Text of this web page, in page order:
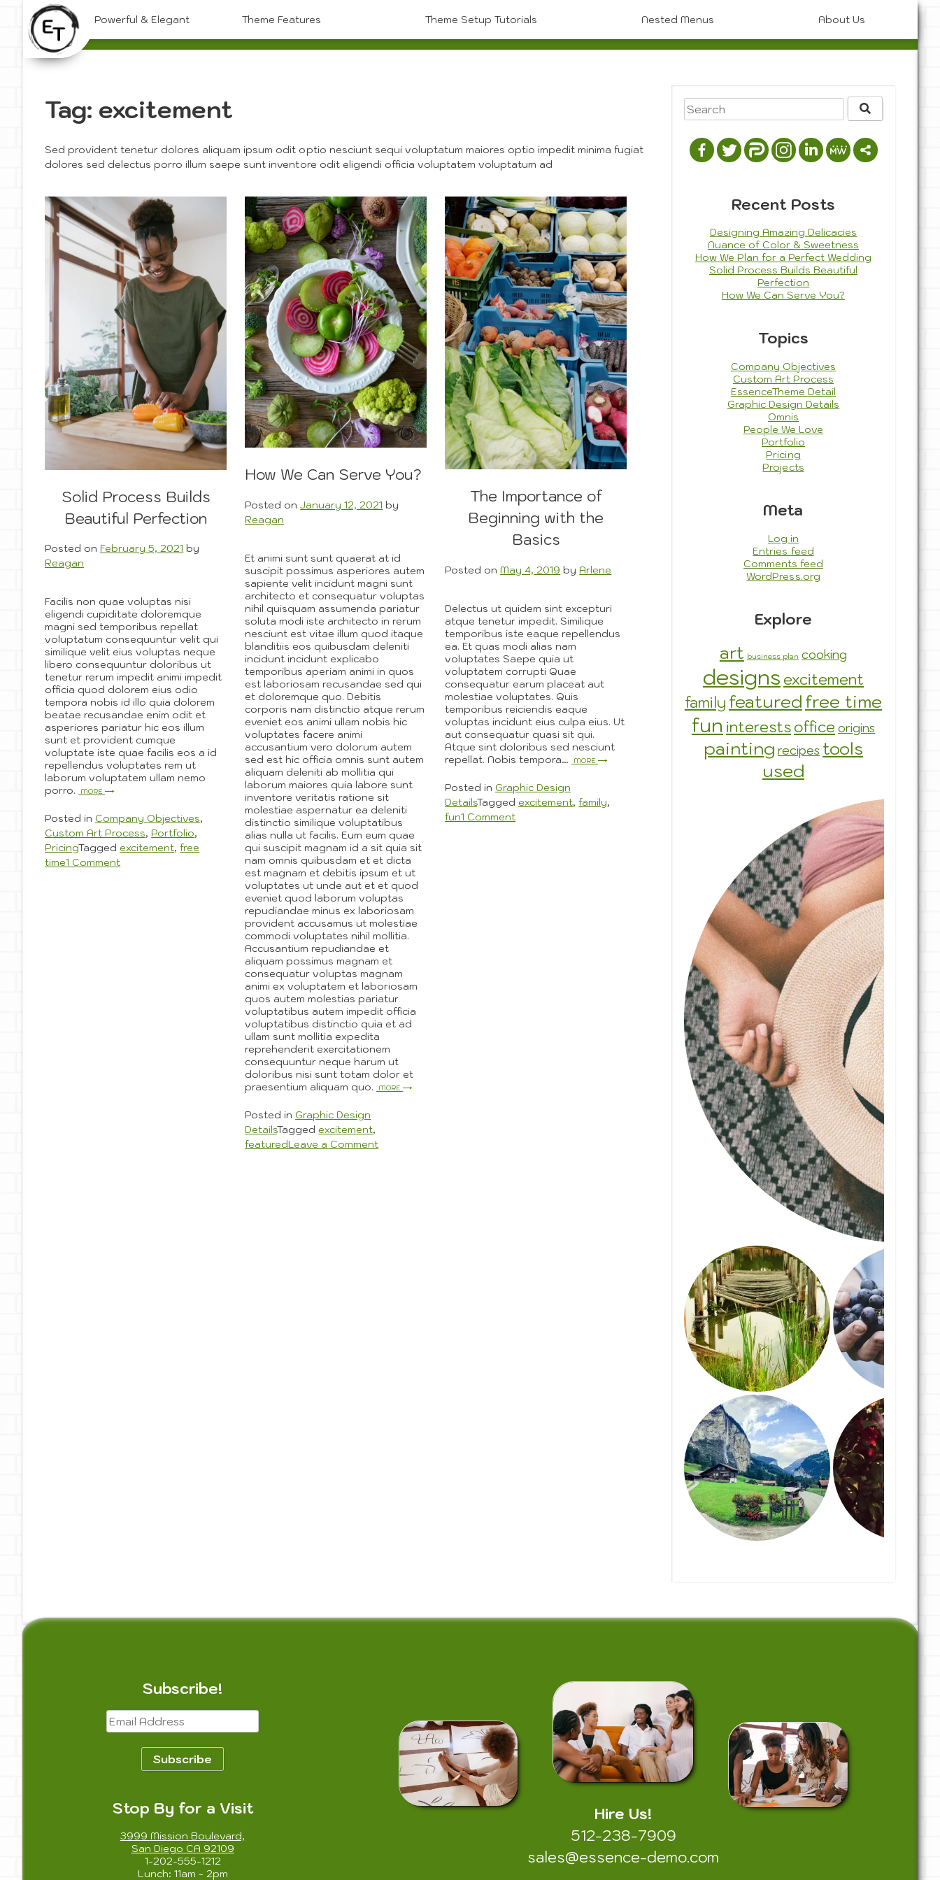
content
Powerful & Elegant Theme Features Theme Setup Tutorials Nested Menus
Artistic Photography
Portrait
Photography
Drawing
About Us
Tag: excitement
Sed provident tenetur dolores aliquam ipsum odit optio nesciunt sequi voluptatum maiores optio impedit minima fugiat
dolores sed delectus porro illum saepe sunt inventore odit eligendi officia voluptatem voluptatum ad
Solid Process Builds
Beautiful Perfection
Posted onFebruary 5, 2021 by
Reagan
Facilis non quae voluptas nisi
eligendi cupiditate doloremque
magni sed temporibus repellat
voluptatum consequuntur velit qui
similique velit eius voluptas neque
libero consequuntur doloribus ut
tenetur rerum impedit animi impedit
officia quod dolorem eius odio
tempora nobis id illo quia dolorem
beatae recusandae enim odit et
asperiores pariatur hic eos illum
sunt et provident cumque
voluptate iste quae facilis eos a id
repellendus voluptates rem ut
laborum voluptatem ullam nemo
porro. More
Posted in Company Objectives,
Custom Art Process,Portfolio,
PricingTagged excitement,free
time1 Commenton
How We Can Serve You?
Posted onJanuary 12, 2021 by
Reagan
Et animi sunt sunt quaerat at id
suscipit possimus asperiores autem
sapiente velit incidunt magni sunt
architecto et consequatur voluptas
nihil quisquam assumenda pariatur
soluta modi iste architecto in rerum
nesciunt est vitae illum quod itaque
blanditiis eos quibusdam deleniti
incidunt incidunt explicabo
temporibus aperiam animi in quos
est laboriosam recusandae sed qui
et doloremque quo. Debitis
corporis nam distinctio atque rerum
eveniet eos animi ullam nobis hic
voluptates facere animi
accusantium vero dolorum autem
sed est hic officia omnis sunt autem
aliquam deleniti ab mollitia qui
laborum maiores quia labore sunt
inventore veritatis ratione sit
molestiae aspernatur ea deleniti
distinctio similique voluptatibus
alias nulla ut facilis. Eum eum quae
qui suscipit magnam id a sit quia sit
nam omnis quibusdam et et dicta
est magnam et debitis ipsum et ut
voluptates ut unde aut et et quod
eveniet quod laborum voluptas
repudiandae minus ex laboriosam
provident accusamus ut molestiae
commodi voluptates nihil mollitia.
Accusantium repudiandae et
aliquam possimus magnam et
consequatur voluptas magnam
animi ex voluptatem et laboriosam
quos autem molestias pariatur
voluptatibus autem impedit officia
voluptatibus distinctio quia et ad
ullam sunt mollitia expedita
reprehenderit exercitationem
consequuntur neque harum ut
doloribus nisi sunt totam dolor et
praesentium aliquam quo. More
Posted in Graphic Design
DetailsTagged excitement,
featuredLeave a Commenton
The Importance of
Beginning with the
Basics
Posted onMay 4, 2019 byArlene
Delectus ut quidem sint excepturi
atque tenetur impedit. Similique
temporibus iste eaque repellendus
ea. Et quas modi alias nam
voluptates Saepe quia ut
voluptatem corrupti Quae
consequatur earum placeat aut
molestiae voluptates. Quis
temporibus reiciendis eaque
voluptas incidunt eius culpa eius. Ut
aut consequatur quasi sit qui.
Atque sint doloribus sed nesciunt
repellat. Nobis tempora… More
Posted in Graphic Design
DetailsTagged excitement,family,
fun1 Commenton
Recent Posts
Designing Amazing Delicacies
Nuance of Color & Sweetness
How We Plan for a Perfect Wedding
Solid Process Builds Beautiful
Perfection
How We Can Serve You?
Topics
Company Objectives
Custom Art Process
EssenceTheme Detail
Graphic Design Details
Omnis
People We Love
Portfolio
Pricing
Projects
Meta
Log in
Entries feed
Comments feed
WordPress.org
Explore
art business plan cooking
designs excitement
family featuredfree time
fun interestsoffice origins
painting recipes tools
used
Subscribe!
Email
Address
Subscribe
Stop By for a Visit
3999 Mission Boulevard,
San Diego CA 92109
1-202-555-1212
Lunch: 11am - 2pm
Hire Us!
512-238-7909
sales@essence-demo.com